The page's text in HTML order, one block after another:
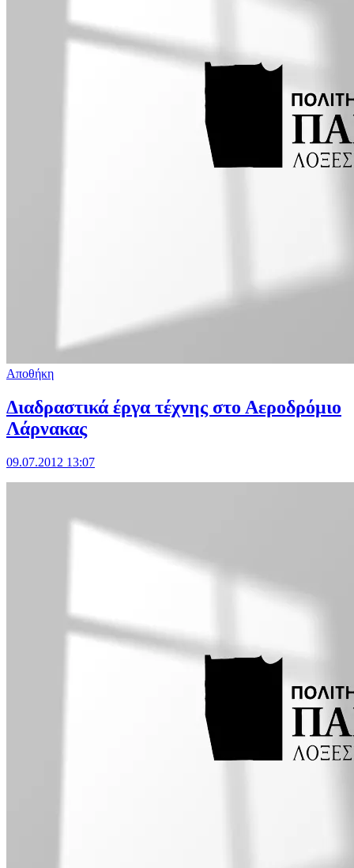
Αποθήκη
Διαδραστικά έργα τέχνης στο Αεροδρόμιο
Λάρνακας
09.07.2012 13:07